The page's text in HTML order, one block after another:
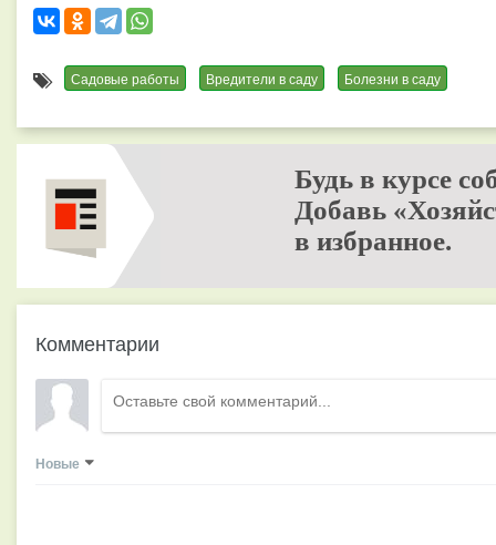
Садовые работы Вредители в саду Болезни в саду
Будь в курсе
Добавь
в избранное.
Комментарии
Новые